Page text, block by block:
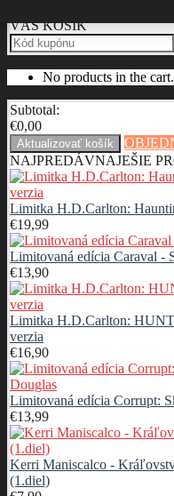
VÁŠ KOŠÍK
No products in the cart.
Subtotal:
€0,00
Aktualizovať košík
NAJPREDÁVNAJEŠIE
Limitka H.D.Carlton:
€19,99
Limitovaná edícia Caraval -
€13,90
Limitka H.D.Carlton:
verzia
€16,90
Limitovaná edícia Corrupt:
€13,99
Kerri Maniscalco -
(1.diel)